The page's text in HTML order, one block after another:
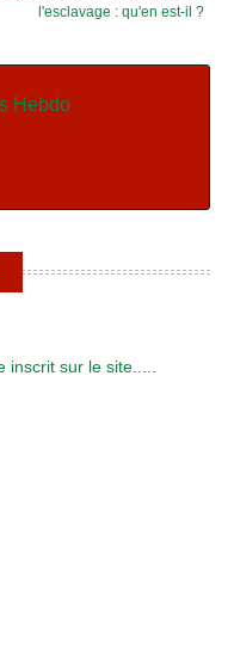
l'esclavage : qu'en est-il ?
Hebdo
inscrit sur le site.....